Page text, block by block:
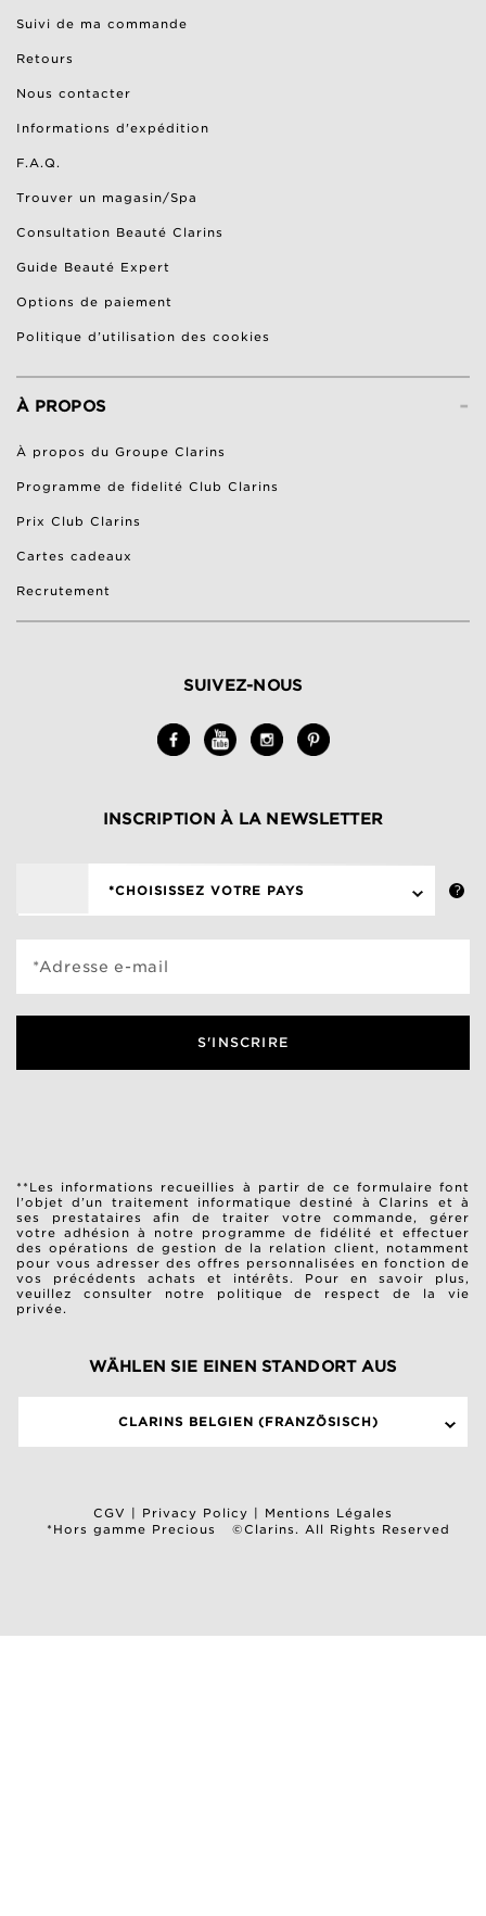
Suivi de ma commande
Retours
Nous contacter
Informations d'expédition
F.A.Q.
Trouver un magasin/Spa
Consultation Beauté Clarins
Guide Beauté Expert
Options de paiement
Politique d’utilisation des cookies
-
À PROPOS
À propos du Groupe Clarins
Programme de fidelité Club Clarins
Prix Club Clarins
Cartes cadeaux
Recrutement
SUIVEZ-NOUS
INSCRIPTION À LA NEWSLETTER
*CHOISISSEZ VOTRE PAYS
*Adresse e-mail
S'INSCRIRE
**Les informations recueillies à partir de ce formulaire font
l’objet d’un traitement informatique destiné à Clarins et à
ses prestataires afin de traiter votre commande, gérer
votre adhésion à notre programme de fidélité et effectuer
des opérations de gestion de la relation client, notamment
pour vous adresser des offres personnalisées en fonction de
vos précédents achats et intérêts. Pour en savoir plus,
veuillez consulter notre
politique de respect de la vie
privée.
WÄHLEN SIE EINEN STANDORT AUS
CLARINS BELGIEN (FRANZÖSISCH)
CGV | Privacy Policy | Mentions Légales
*Hors gamme Precious
©Clarins. All Rights Reserved